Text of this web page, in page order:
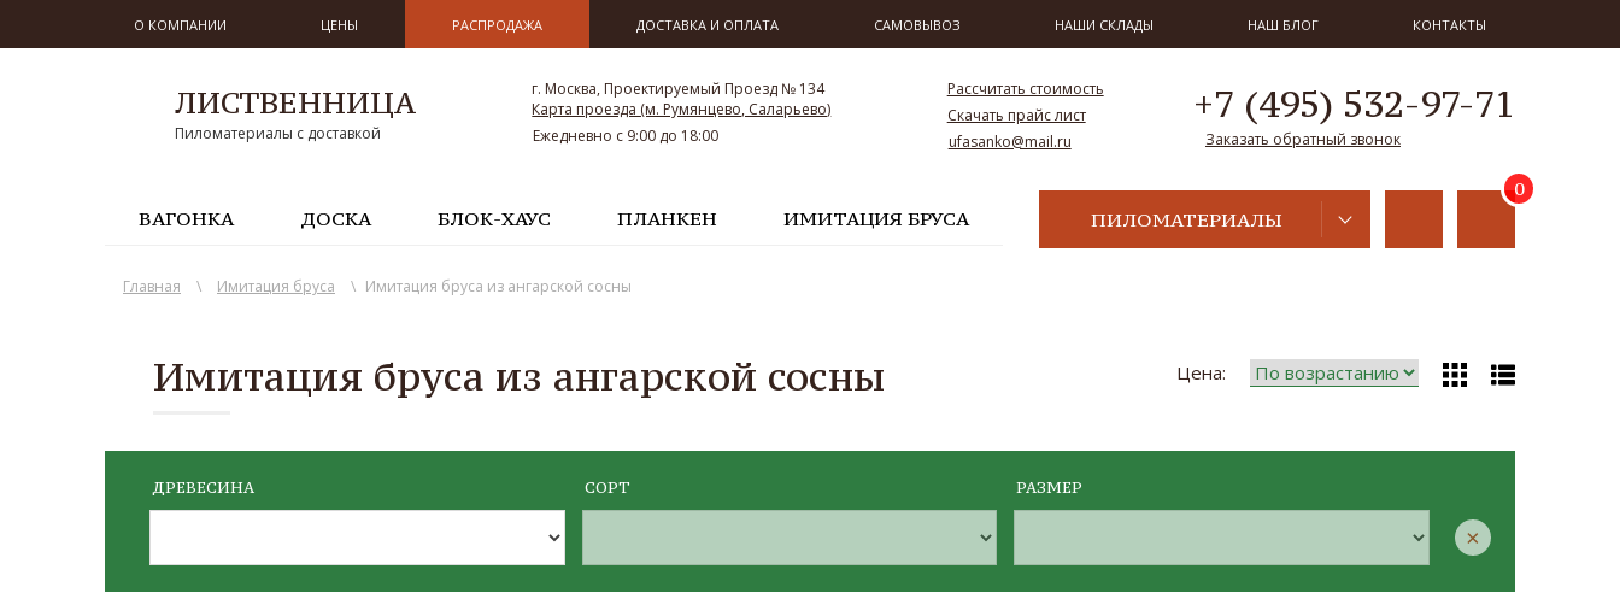
О КОМПАНИИ ЦЕНЫ РАСПРОДАЖА ДОСТАВКА И ОПЛАТА САМОВЫВОЗ НАШИ СКЛАДЫ НАШ БЛОГ КОНТАКТЫ
ЛИСТВЕННИЦА
Пиломатериалы с доставкой
г. Москва, Проектируемый Проезд № 134
Карта проезда (м. Румянцево, Саларьево)
Ежедневно с 9:00 до 18:00
Рассчитать стоимость
Скачать прайс лист
ufasanko@mail.ru
+7 (495) 532-97-71
Заказать обратный звонок
ВАГОНКА ДОСКА БЛОК-ХАУС ПЛАНКЕН ИМИТАЦИЯ БРУСА ПИЛОМАТЕРИАЛЫ
Главная \ Имитация бруса \ Имитация бруса из ангарской сосны
Имитация бруса из ангарской сосны Цена:
ДРЕВЕСИНА СОРТ РАЗМЕР